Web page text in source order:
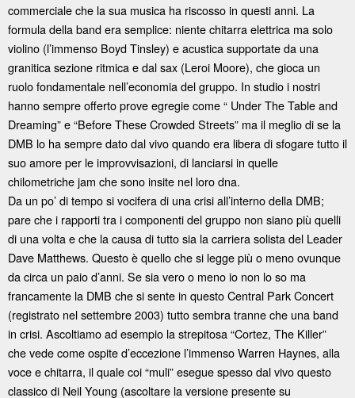
commerciale che la sua musica ha riscosso in questi anni. La
formula della band era semplice: niente chitarra elettrica ma solo
violino (l’immenso Boyd Tinsley) e acustica supportate da una
granitica sezione ritmica e dal sax (Leroi Moore), che gioca un
ruolo fondamentale nell’economia del gruppo. In studio i nostri
hanno sempre offerto prove egregie come “ Under The Table and
Dreaming” e “Before These Crowded Streets” ma il meglio di se la
DMB lo ha sempre dato dal vivo quando era libera di sfogare tutto il
suo amore per le improvvisazioni, di lanciarsi in quelle
chilometriche jam che sono insite nel loro dna.
Da un po’ di tempo si vocifera di una crisi all’interno della DMB;
pare che i rapporti tra i componenti del gruppo non siano più quelli
di una volta e che la causa di tutto sia la carriera solista del Leader
Dave Matthews. Questo è quello che si legge più o meno ovunque
da circa un paio d’anni. Se sia vero o meno io non lo so ma
francamente la DMB che si sente in questo Central Park Concert
(registrato nel settembre 2003) tutto sembra tranne che una band
in crisi. Ascoltiamo ad esempio la strepitosa “Cortez, The Killer”
che vede come ospite d’eccezione l’immenso Warren Haynes, alla
voce e chitarra, il quale coi “muli” esegue spesso dal vivo questo
classico di Neil Young (ascoltare la versione presente su